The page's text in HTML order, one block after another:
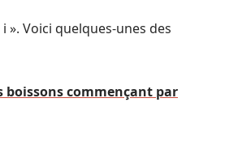
Voici quelques-unes des
boissons commençant par